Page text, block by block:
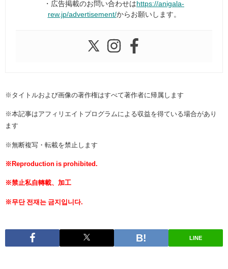
・広告掲載のお問い合わせはhttps://anigala-
rew.jp/advertisement/からお願いします。
※タイトルおよび画像の著作権はすべて著作者に帰属します
※本記事はアフィリエイトプログラムによる収益を得ている場合があり
ます
※無断複写・転載を禁止します
※Reproduction is prohibited.
※禁止私自轉載、加工
※무단 전재는 금지입니다.
LINE